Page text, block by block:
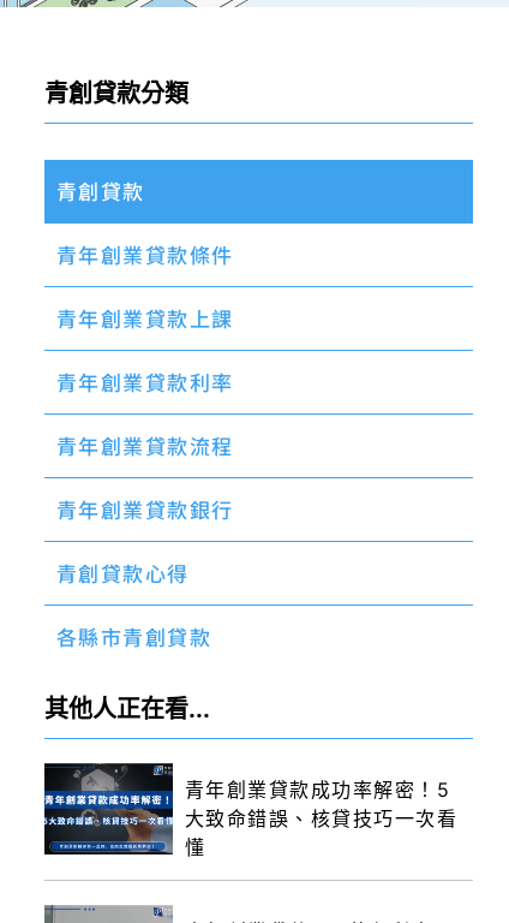
青創貸款分類
青創貸款
青年創業貸款條件
青年創業貸款上課
青年創業貸款利率
青年創業貸款流程
青年創業貸款銀行
青創貸款心得
各縣市青創貸款
其他人正在看...
青年創業貸款成功率解密！5
大致命錯誤、核貸技巧一次看
懂